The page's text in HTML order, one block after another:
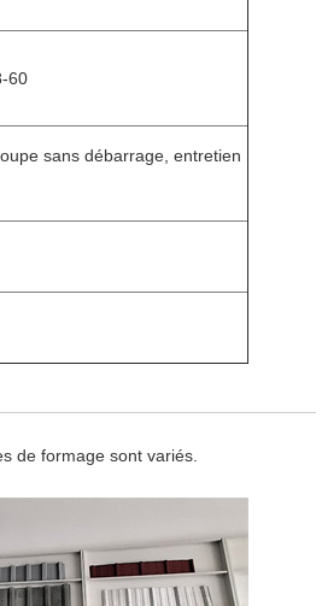
60
sans débarrage, entretien
de formage sont variés.